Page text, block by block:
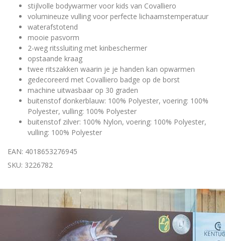
stijlvolle bodywarmer voor kids van Covalliero
volumineuze vulling voor perfecte lichaamstemperatuur
waterafstotend
mooie pasvorm
2-weg ritssluiting met kinbeschermer
opstaande kraag
twee ritszakken waarin je je handen kan opwarmen
gedecoreerd met Covalliero badge op de borst
machine uitwasbaar op 30 graden
buitenstof donkerblauw: 100% Polyester, voering: 100%
Polyester, vulling: 100% Polyester
buitenstof zilver: 100% Nylon, voering: 100% Polyester,
vulling: 100% Polyester
EAN: 4018653276945
SKU: 3226782